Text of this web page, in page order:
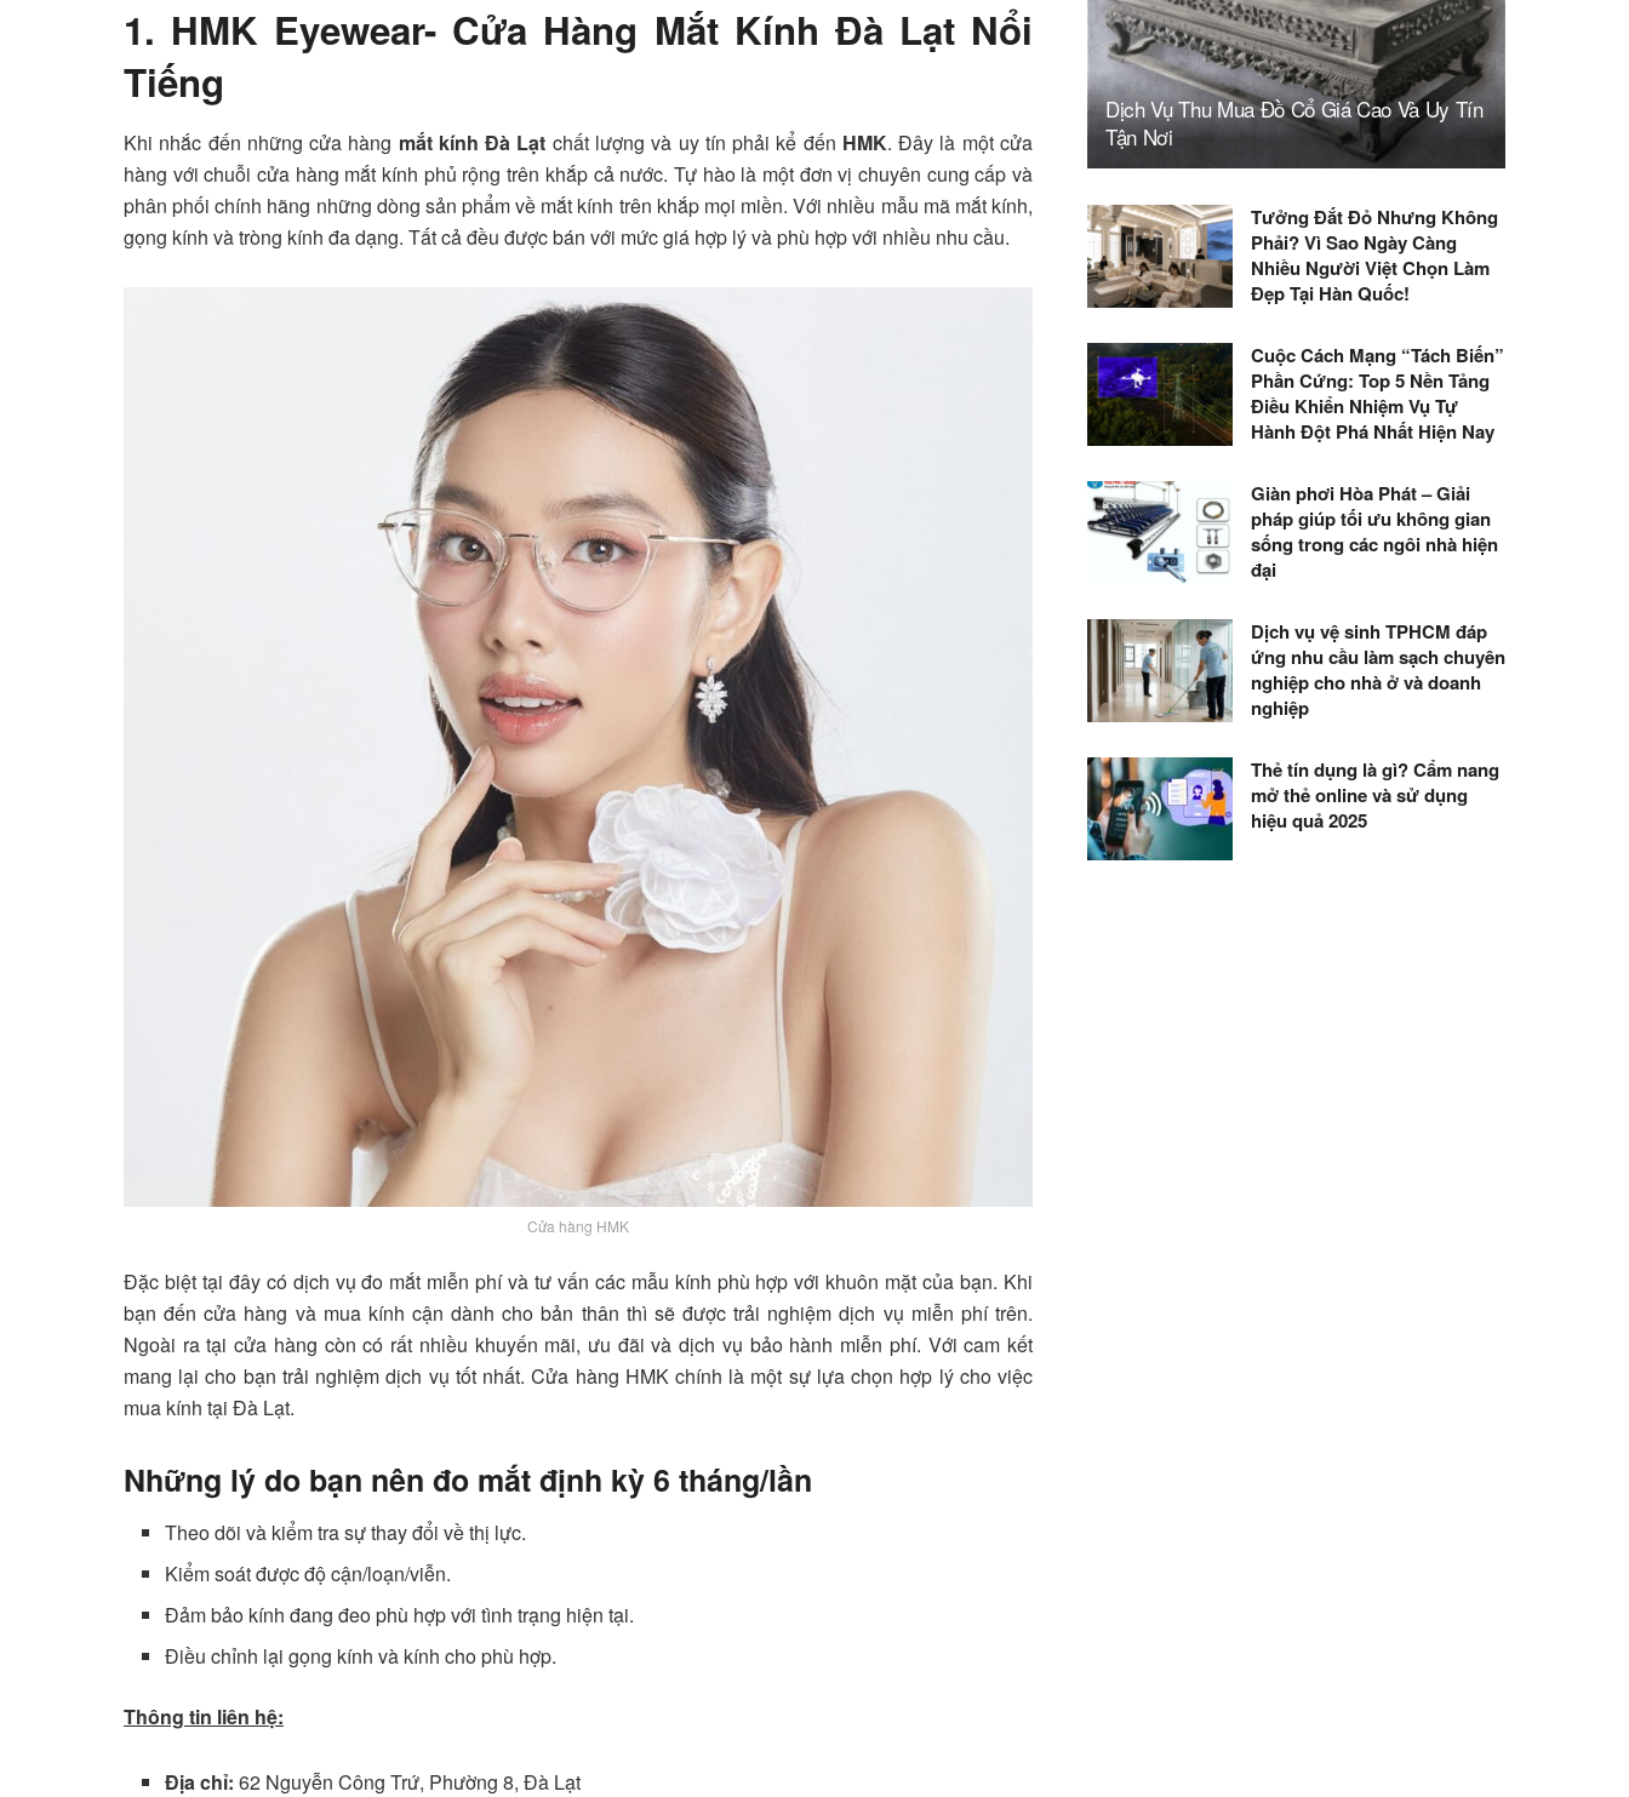
1. HMK Eyewear- Cửa Hàng Mắt Kính Đà Lạt Nổi
Tiếng
Khi nhắc đến những cửa hàng mắt kính Đà Lạt chất lượng và uy tín phải kể đến HMK. Đây là một cửa
hàng với chuỗi cửa hàng mắt kính phủ rộng trên khắp cả nước. Tự hào là một đơn vị chuyên cung cấp và
phân phối chính hãng những dòng sản phẩm về mắt kính trên khắp mọi miền. Với nhiều mẫu mã mắt kính,
gọng kính và tròng kính đa dạng. Tất cả đều được bán với mức giá hợp lý và phù hợp với nhiều nhu cầu.
Cửa hàng HMK
Đặc biệt tại đây có dịch vụ đo mắt miễn phí và tư vấn các mẫu kính phù hợp với khuôn mặt của bạn. Khi
bạn đến cửa hàng và mua kính cận dành cho bản thân thì sẽ được trải nghiệm dịch vụ miễn phí trên.
Ngoài ra tại cửa hàng còn có rất nhiều khuyến mãi, ưu đãi và dịch vụ bảo hành miễn phí. Với cam kết
mang lại cho bạn trải nghiệm dịch vụ tốt nhất. Cửa hàng HMK chính là một sự lựa chọn hợp lý cho việc
mua kính tại Đà Lạt.
Những lý do bạn nên đo mắt định kỳ 6 tháng/lần
Theo dõi và kiểm tra sự thay đổi về thị lực.
Kiểm soát được độ cận/loạn/viễn.
Đảm bảo kính đang đeo phù hợp với tình trạng hiện tại.
Điều chỉnh lại gọng kính và kính cho phù hợp.
Thông tin liên hệ:
Địa chỉ:62 Nguyễn Công Trứ, Phường 8, Đà Lạt
Dịch Vụ Thu Mua Đồ Cổ Giá Cao Và Uy Tín
Tận Nơi
Tưởng Đắt Đỏ Nhưng Không
Phải? Vì Sao Ngày Càng
Nhiều Người Việt Chọn Làm
Đẹp Tại Hàn Quốc!
Cuộc Cách Mạng “Tách Biến”
Phần Cứng: Top 5 Nền Tảng
Điều Khiển Nhiệm Vụ Tự
Hành Đột Phá Nhất Hiện Nay
Giàn phơi Hòa Phát – Giải
pháp giúp tối ưu không gian
sống trong các ngôi nhà hiện
đại
Dịch vụ vệ sinh TPHCM đáp
ứng nhu cầu làm sạch chuyên
nghiệp cho nhà ở và doanh
nghiệp
Thẻ tín dụng là gì? Cẩm nang
mở thẻ online và sử dụng
hiệu quả 2025